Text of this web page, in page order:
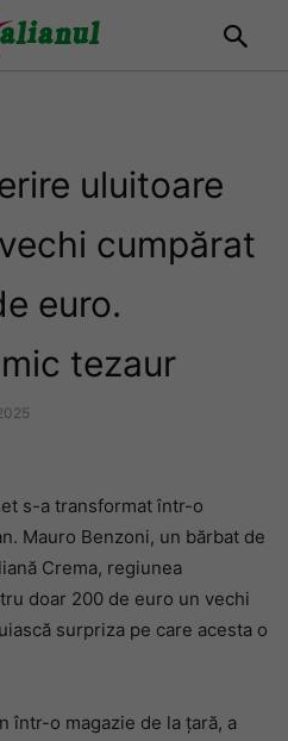
uluitoare
cumpărat
euro.
tezaur
s-a transformat într-o
Mauro Benzoni, un bărbat de
Crema, regiunea
doar 200 de euro un vechi
surpriza pe care acesta o
într-o magazie de la țară, a